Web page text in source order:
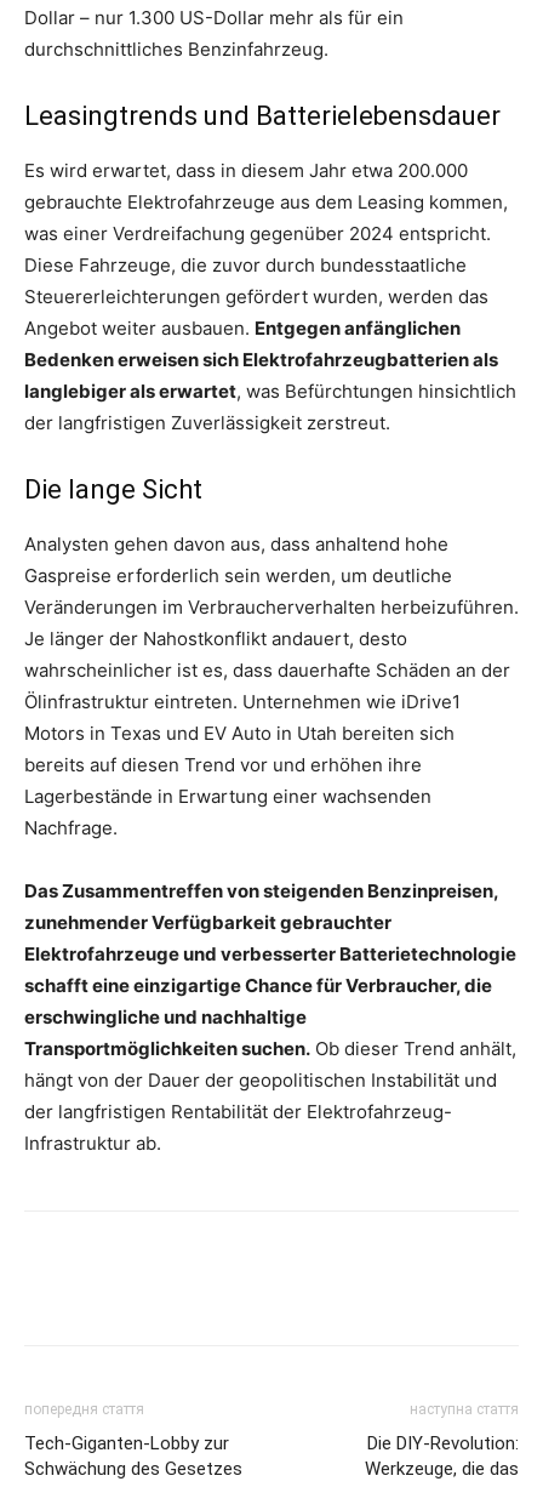
Dollar – nur 1.300 US-Dollar mehr als für ein
durchschnittliches Benzinfahrzeug.
Leasingtrends und Batterielebensdauer
Es wird erwartet, dass in diesem Jahr etwa 200.000
gebrauchte Elektrofahrzeuge aus dem Leasing kommen,
was einer Verdreifachung gegenüber 2024 entspricht.
Diese Fahrzeuge, die zuvor durch bundesstaatliche
Steuererleichterungen gefördert wurden, werden das
Angebot weiter ausbauen. Entgegen anfänglichen
Bedenken erweisen sich Elektrofahrzeugbatterien als
langlebiger als erwartet, was Befürchtungen hinsichtlich
der langfristigen Zuverlässigkeit zerstreut.
Die lange Sicht
Analysten gehen davon aus, dass anhaltend hohe
Gaspreise erforderlich sein werden, um deutliche
Veränderungen im Verbraucherverhalten herbeizuführen.
Je länger der Nahostkonflikt andauert, desto
wahrscheinlicher ist es, dass dauerhafte Schäden an der
Ölinfrastruktur eintreten. Unternehmen wie iDrive1
Motors in Texas und EV Auto in Utah bereiten sich
bereits auf diesen Trend vor und erhöhen ihre
Lagerbestände in Erwartung einer wachsenden
Nachfrage.
Das Zusammentreffen von steigenden Benzinpreisen,
zunehmender Verfügbarkeit gebrauchter
Elektrofahrzeuge und verbesserter Batterietechnologie
schafft eine einzigartige Chance für Verbraucher, die
erschwingliche und nachhaltige
Transportmöglichkeiten suchen. Ob dieser Trend anhält,
hängt von der Dauer der geopolitischen Instabilität und
der langfristigen Rentabilität der Elektrofahrzeug-
Infrastruktur ab.
попередня стаття
Tech-Giganten-Lobby zur
Schwächung des Gesetzes
наступна стаття
Die DIY-Revolution:
Werkzeuge, die das